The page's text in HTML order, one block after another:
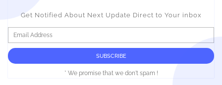
Get Notified About Next Update Direct to Your inbox
* We promise that we don't spam !